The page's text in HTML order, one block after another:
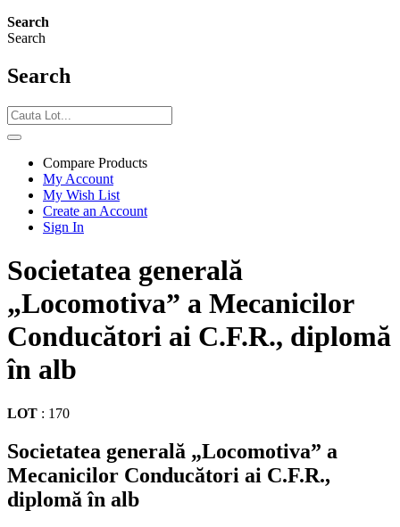
Search
Search
Search
Compare Products
My Account
My Wish List
Create an Account
Sign In
Societatea generală
„Locomotiva” a Mecanicilor
Conducători ai C.F.R., diplomă
în alb
LOT : 170
Societatea generală „Locomotiva” a
Mecanicilor Conducători ai C.F.R.,
diplomă în alb